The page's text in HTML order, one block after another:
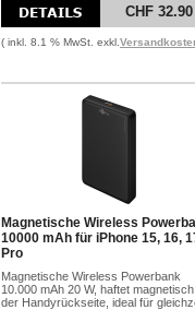
CHF 32.90
( inkl. 8.1 % MwSt. exkl.
Magnetische Wireless
10000 mAh für iPhone 15, 16,
Pro
Magnetische Wireless Powerbank
10.000 mAh 20 W, haftet
der Handyrückseite, ideal für